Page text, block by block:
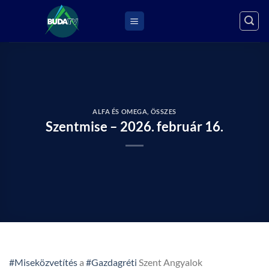
ALFA ÉS OMEGA ÖSSZES
Szentmise – 2026. február 16.
#Miseközvetítésa #Gazdagréti Szent Angyalok